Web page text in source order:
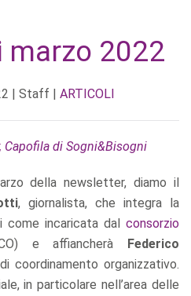
marzo 2022
| Staff | ARTICOLI
Capofila di Sogni&Bisogni
della newsletter, diamo il
, giornalista, che integra la
come incaricata dal consorzio
e affiancherà Federico
coordinamento organizzativo.
in particolare nell’area delle